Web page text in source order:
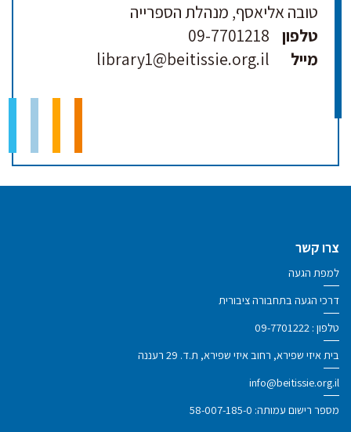
טובה אליאסף, מנהלת הספרייה
טלפון
מייל
צרו קשר
למפת הגעה
דרכי הגעה בתחבורה ציבורית
טלפון : 09-7701222
בית איזי שפירא, רחוב איזי שפירא, ת.ד. 29 רעננה
info@beitissie.org.il
מספר רישום עמותה: 58-007-185-0